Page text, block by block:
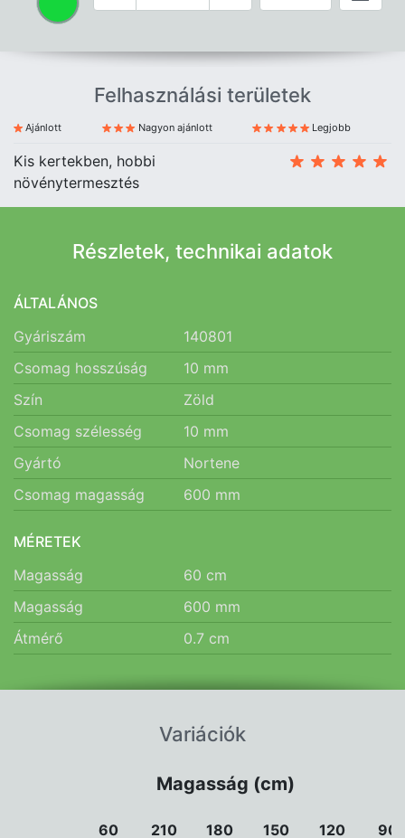
Felhasználási területek
Ajánlott Nagyon ajánlott Legjobb
Kis kertekben, hobbi
növénytermesztés
Részletek, technikai adatok
ÁLTALÁNOS
Gyáriszám
140801
Csomag hosszúság
10 mm
Szín
Zöld
Csomag szélesség
10 mm
Gyártó
Nortene
Csomag magasság
600 mm
MÉRETEK
Magasság
60 cm
Magasság
600 mm
Átmérő
0.7 cm
Variációk
Magasság (cm)
60 210 180 150 120 90